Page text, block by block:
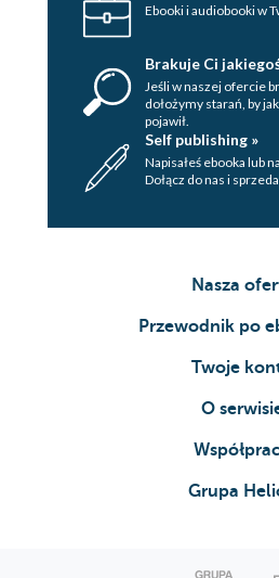
Ebooki i audiobooki w
Brakuje Ci
Jeśli w naszej ofercie
dołożymy starań, by
pojawił.
Self publishing »
Napisałeś ebooka lub
Dołącz do nas i
Nasza
Przewodnik po
Twoje
O
Grupa